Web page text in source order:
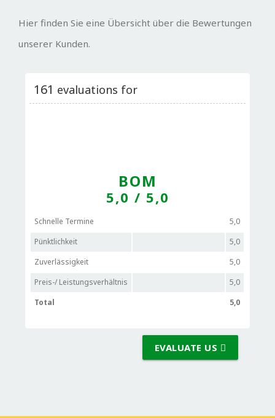
Hier finden Sie eine Übersicht über die Bewertungen
unserer Kunden.
161 evaluations for
BOM
5,0 / 5,0
Schnelle Termine
5,0
Pünktlichkeit
5,0
Zuverlässigkeit
5,0
Preis-/ Leistungsverhältnis
5,0
Total
5,0
EVALUATE US